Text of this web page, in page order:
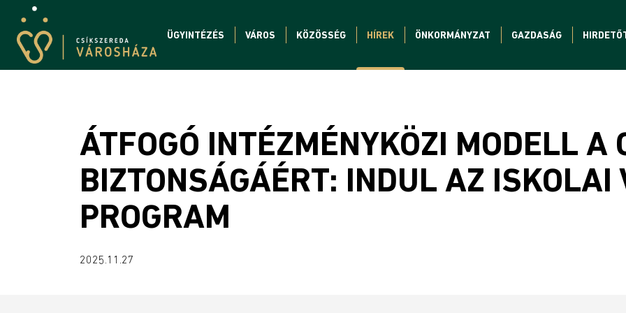
ÜGYINTÉZÉS VÁROS KÖZÖSSÉG HÍREK ÖNKORMÁNYZAT GAZDASÁG
ÁTFOGÓ INTÉZMÉNYKÖZI MODELL A
BIZTONSÁGÁÉRT: INDUL AZ ISKOLAI
PROGRAM
2025.11.27